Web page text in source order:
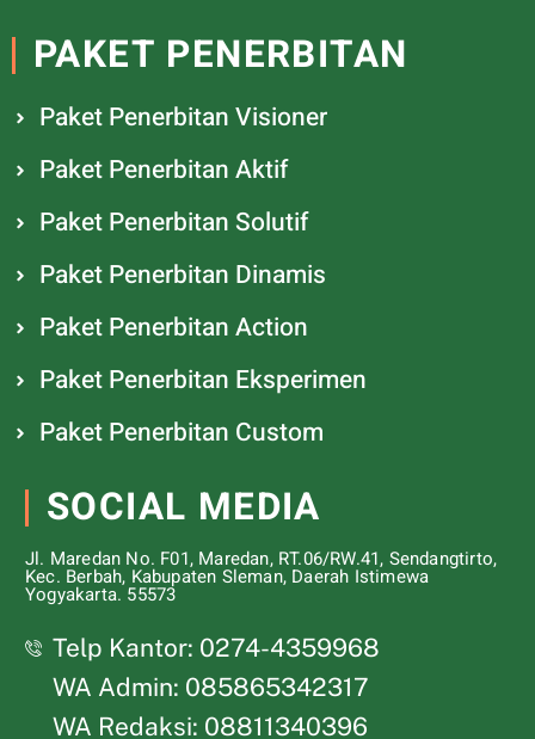
PAKET PENERBITAN
Paket Penerbitan Visioner
Paket Penerbitan Aktif
Paket Penerbitan Solutif
Paket Penerbitan Dinamis
Paket Penerbitan Action
Paket Penerbitan Eksperimen
Paket Penerbitan Custom
SOCIAL MEDIA
Jl. Maredan No. F01, Maredan, RT.06/RW.41, Sendangtirto,
Kec. Berbah, Kabupaten Sleman, Daerah Istimewa
Yogyakarta. 55573
Telp Kantor: 0274-4359968
WA Admin: 085865342317
WA Redaksi: 08811340396